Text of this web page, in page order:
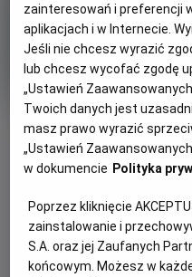
OBSERWUJ
Liga
Palace
Gatunek
Sportowy
Czas
trwania
150 min
PREMIERA
7 maja 2026
OPIS FILMU
zainteresowań i preferencji
aplikacjach i w Internecie.
Jeśli nie chcesz wyrazić
lub chcesz wycofać zgodę
„Ustawień
Twoich danych jest
masz prawo wyrazić
„Ustawień
w dokumencie Polityka
Poprzez kliknięcie
zainstalowanie i
S.A. oraz jej Zaufanych
końcowym. Możesz w